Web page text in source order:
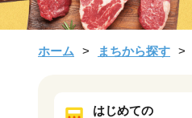
ホーム まちから探す
はじめての